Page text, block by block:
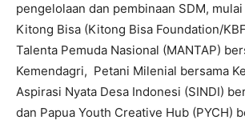
pengelolaan dan pembinaan SDM, mulai
Kitong Bisa (Kitong Bisa Foundation/
Talenta Pemuda Nasional (MANTAP)
Kemendagri, Petani Milenial bersama
Aspirasi Nyata Desa Indonesi (SINDI)
dan Papua Youth Creative Hub (PYCH)